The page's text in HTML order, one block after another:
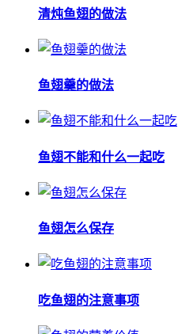
清炖鱼翅的做法
鱼翅羹的做法
鱼翅不能和什么一起吃
鱼翅怎么保存
吃鱼翅的注意事项